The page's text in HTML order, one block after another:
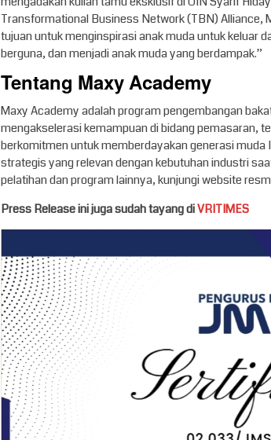
Transformational Business Network (TBN) Alliance,
tujuan untuk menginspirasi anak muda untuk keluar
berguna, dan menjadi anak muda yang berdampak.”
Tentang Maxy Academy
Maxy Academy adalah program pengembangan
mengakselerasi kemampuan di bidang pemasaran,
berkomitmen untuk memberdayakan generasi muda
strategis yang relevan dengan kebutuhan industri
pelatihan dan program lainnya, kunjungi website
Press Release ini juga sudah tayang diVRITIMES